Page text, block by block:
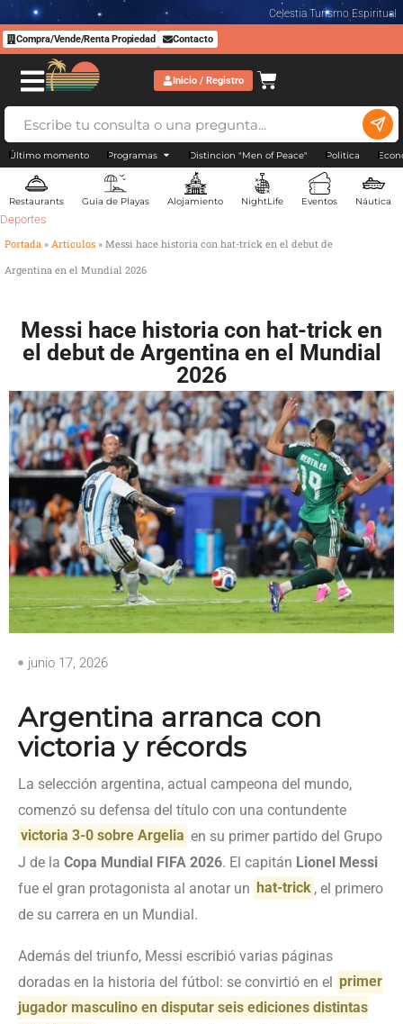
Celestia Turismo Espiritual
Compra/Vende/Renta Propiedad Contacto
Inicio / Registro
Último momento Programas Distincion "Men of Peace" Politica
Restaurants Guía de Playas Alojamiento NightLife Eventos Náutica
Deportes
Portada » Artículos » Messi hace historia con hat-trick en el debut de
Argentina en el Mundial 2026
Messi hace historia con hat-trick en
el debut de Argentina en el Mundial
2026
junio 17, 2026
Argentina arranca con
victoria y récords
La selección argentina, actual campeona del mundo,
comenzó su defensa del título con una contundente
victoria 3-0 sobre Argelia en su primer partido del Grupo
J de la Copa Mundial FIFA 2026. El capitán Lionel Messi
fue el gran protagonista al anotar un hat-trick , el primero
de su carrera en un Mundial.
Además del triunfo, Messi escribió varias páginas
doradas en la historia del fútbol: se convirtió en el primer
jugador masculino en disputar seis ediciones distintas